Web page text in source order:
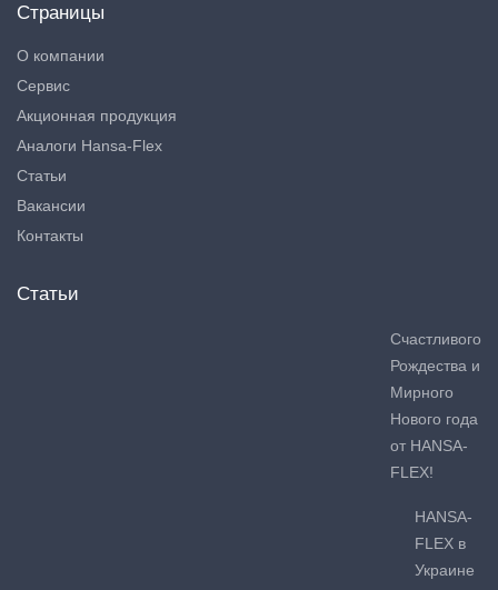
Страницы
О компании
Сервис
Акционная продукция
Аналоги Hansa-Flex
Статьи
Вакансии
Контакты
Статьи
Счастливого
Рождества и
Мирного
Нового года
от HANSA-
FLEX!
HANSA-
FLEX в
Украине